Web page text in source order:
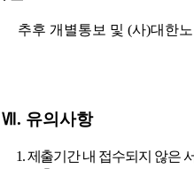
추후 개별통보 및 (사)대한
Ⅶ . 유의사항
1.제출기간 내 접수되지 않은